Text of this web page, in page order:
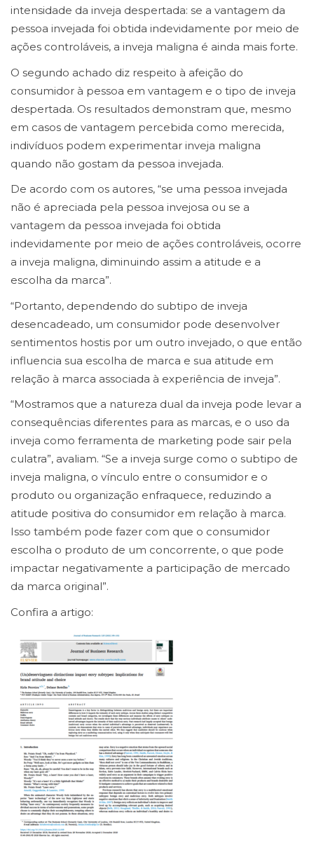
intensidade da inveja despertada: se a vantagem da
pessoa invejada foi obtida indevidamente por meio de
ações controláveis, a inveja maligna é ainda mais forte.
O segundo achado diz respeito à afeição do
consumidor à pessoa em vantagem e o tipo de inveja
despertada. Os resultados demonstram que, mesmo
em casos de vantagem percebida como merecida,
indivíduos podem experimentar inveja maligna
quando não gostam da pessoa invejada.
De acordo com os autores, “se uma pessoa invejada
não é apreciada pela pessoa invejosa ou se a
vantagem da pessoa invejada foi obtida
indevidamente por meio de ações controláveis, ocorre
a inveja maligna, diminuindo assim a atitude e a
escolha da marca”.
“Portanto, dependendo do subtipo de inveja
desencadeado, um consumidor pode desenvolver
sentimentos hostis por um outro invejado, o que então
influencia sua escolha de marca e sua atitude em
relação à marca associada à experiência de inveja”.
“Mostramos que a natureza dual da inveja pode levar a
consequências diferentes para as marcas, e o uso da
inveja como ferramenta de marketing pode sair pela
culatra”, avaliam. “Se a inveja surge como o subtipo de
inveja maligna, o vínculo entre o consumidor e o
produto ou organização enfraquece, reduzindo a
atitude positiva do consumidor em relação à marca.
Isso também pode fazer com que o consumidor
escolha o produto de um concorrente, o que pode
impactar negativamente a participação de mercado
da marca original”.
Confira a artigo: